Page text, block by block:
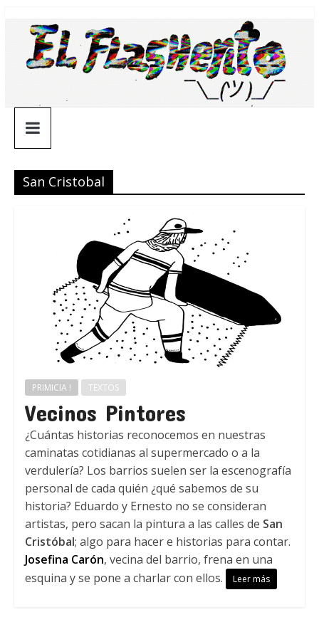
contenido
¯\_(ツ)_/
¯
San Cristobal
PRIMICIA ! TEXTOS
Vecinos Pintores
¿Cuántas historias reconocemos en nuestras
caminatas cotidianas al supermercado o a la
verdulería? Los barrios suelen ser la escenografía
personal de cada quién ¿qué sabemos de su
historia? Eduardo y Ernesto no se consideran
artistas, pero sacan la pintura a las calles de San
Cristóbal; algo para hacer e historias para contar.
Josefina Carón, vecina del barrio, frena en una
esquina y se pone a charlar con ellos.
Leer más